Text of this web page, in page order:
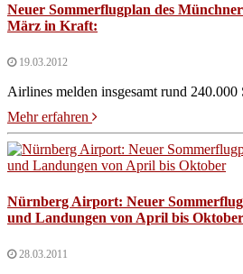
Neuer Sommerflugplan des
März in Kraft:
19.03.2012
Airlines melden insgesamt rund 240.000
Mehr erfahren
Nürnberg Airport: Neuer
und Landungen von April bis Oktober
28.03.2011